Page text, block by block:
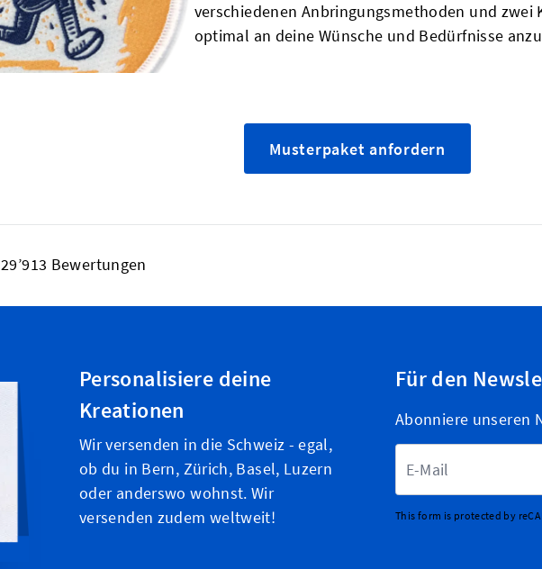
verschiedenen Anbringungsmethoden und zwei
optimal an deine Wünsche und Bedürfnisse
Musterpaket anfordern
29’913 Bewertungen
Personalisiere deine
Kreationen
Wir versenden in die Schweiz - egal,
ob du in Bern, Zürich, Basel, Luzern
oder anderswo wohnst. Wir
versenden zudem weltweit!
Für den
Abonniere unseren
This form is protected by